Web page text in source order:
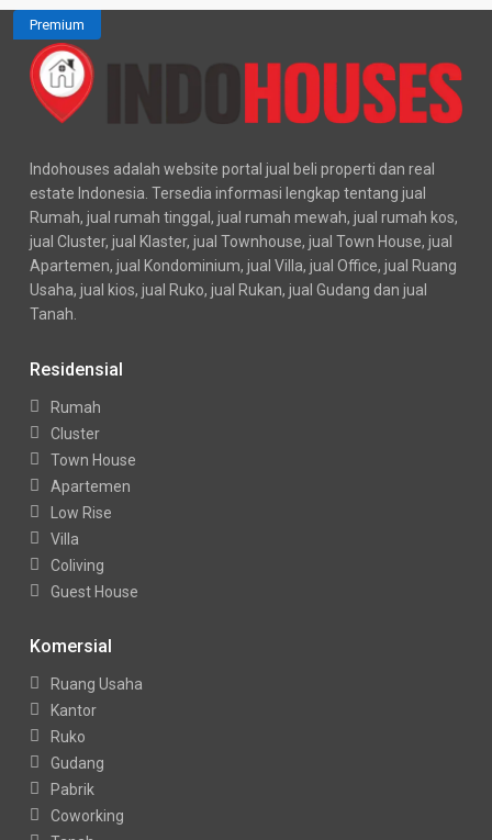
Premium
Indohouses adalah website portal jual beli properti dan real
estate Indonesia. Tersedia informasi lengkap tentang jual
Rumah, jual rumah tinggal, jual rumah mewah, jual rumah kos,
jual Cluster, jual Klaster, jual Townhouse, jual Town House, jual
Apartemen, jual Kondominium, jual Villa, jual Office, jual Ruang
Usaha, jual kios, jual Ruko, jual Rukan, jual Gudang dan jual
Tanah.
Residensial
Rumah
Cluster
Town House
Apartemen
Low Rise
Villa
Coliving
Guest House
Komersial
Ruang Usaha
Kantor
Ruko
Gudang
Pabrik
Coworking